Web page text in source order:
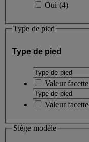
Oui (4)
Type de pied
Type de pied
Valeur facette
Valeur facette
Siège modèle